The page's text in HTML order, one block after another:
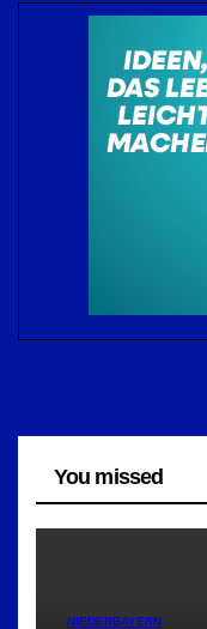
You missed
NIEDERBAYERN